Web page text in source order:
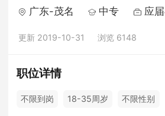
广东-茂名 中专 应
更新 2019-10-31 浏览 6148
职位详情
不限到岗 18-35周岁 不限性别